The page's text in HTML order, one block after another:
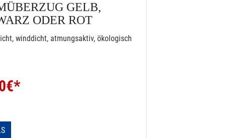
GELB,
ODER ROT
winddicht, atmungsaktiv, ökologisch
€*